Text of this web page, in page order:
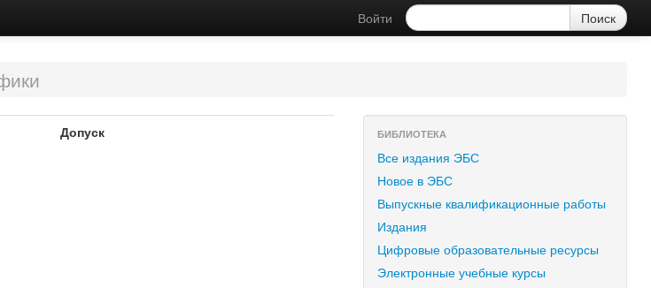
Войти
Допуск БИБЛИОТЕКА
Все издания ЭБС
Новое в ЭБС
Выпускные квалификационные работы
Издания
Цифровые образовательные ресурсы
Электронные учебные курсы